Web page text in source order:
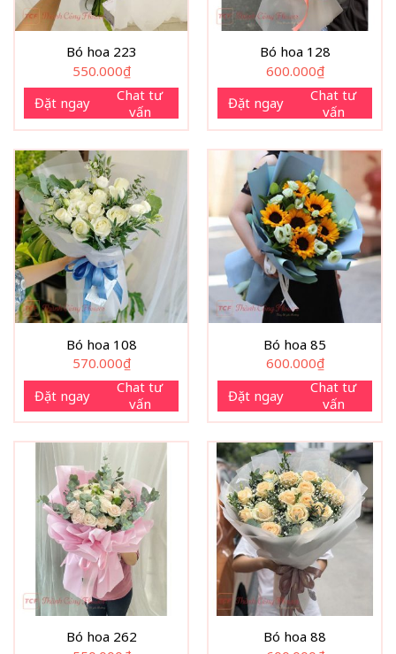
Bó hoa 223
550.000₫
Đặt ngay
Chat tư
vấn
Bó hoa 128
600.000₫
Đặt ngay
Chat tư
vấn
Bó hoa 108
570.000₫
Đặt ngay
Chat tư
vấn
Bó hoa 85
600.000₫
Đặt ngay
Chat tư
vấn
Bó hoa 262
Bó hoa 88